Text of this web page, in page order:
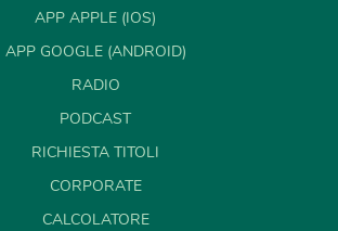
APP APPLE (IOS)
APP GOOGLE (ANDROID)
RADIO
PODCAST
RICHIESTA TITOLI
CORPORATE
CALCOLATORE